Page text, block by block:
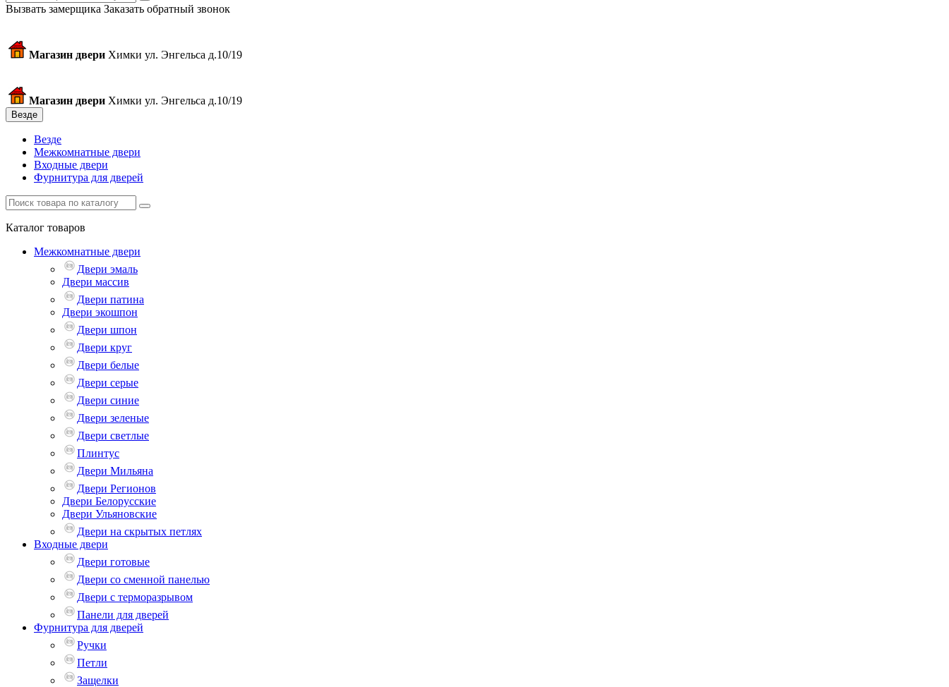
Вызвать замерщика Заказать обратный звонок
Магазин двери Химки ул. Энгельса д.10/19
Магазин двери Химки ул. Энгельса д.10/19
Везде
Везде
Межкомнатные двери
Входные двери
Фурнитура для дверей
Каталог товаров
Межкомнатные двери
Двери эмаль
Двери массив
Двери патина
Двери экошпон
Двери шпон
Двери круг
Двери белые
Двери серые
Двери синие
Двери зеленые
Двери светлые
Плинтус
Двери Мильяна
Двери Регионов
Двери Белорусские
Двери Ульяновские
Двери на скрытых петлях
Входные двери
Двери готовые
Двери со сменной панелью
Двери с терморазрывом
Панели для дверей
Фурнитура для дверей
Ручки
Петли
Защелки